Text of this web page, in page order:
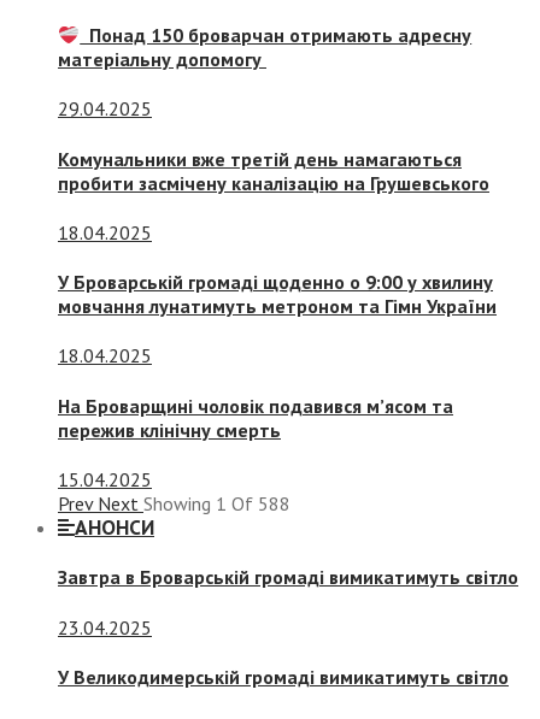
Понад 150 броварчан отримають адресну
матеріальну допомогу
29.04.2025
Комунальники вже третій день намагаються
пробити засмічену каналізацію на Грушевського
18.04.2025
У Броварській громаді щоденно о 9:00 у хвилину
мовчання лунатимуть метроном та Гімн України
18.04.2025
На Броварщині чоловік подавився м’ясом та
пережив клінічну смерть
15.04.2025
Prev Next Showing 1 Of 588
АНОНСИ
Завтра в Броварській громаді вимикатимуть світло
23.04.2025
У Великодимерській громаді вимикатимуть світло